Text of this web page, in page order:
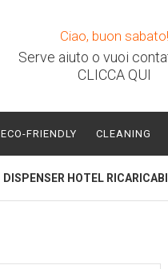
Ciao, buon sabato!
Serve aiuto o vuoi
CLICCA QUI
ECO-FRIENDLY CLEANING
DISPENSER HOTEL